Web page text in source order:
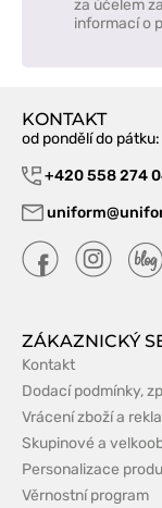
za účelem
informací o
KONTAKT
od pondělí do pátku
+420 558 274
ZÁKAZNICKÝ
Kontakt
Dodací podmínky,
Vrácení zboží a
Skupinové a
Personalizace
Věrnostní program